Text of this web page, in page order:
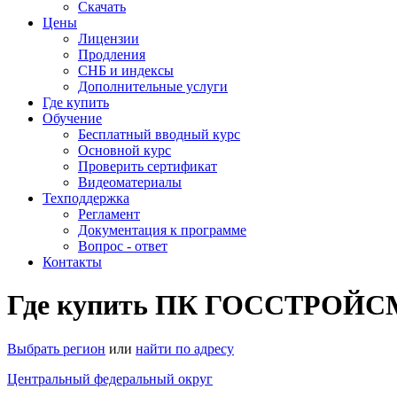
Скачать
Цены
Лицензии
Продления
СНБ и индексы
Дополнительные услуги
Где купить
Обучение
Бесплатный вводный курс
Основной курс
Проверить сертификат
Видеоматериалы
Техподдержка
Регламент
Документация к программе
Вопрос - ответ
Контакты
Где купить ПК
Выбрать регион или найти по адресу
Центральный федеральный округ